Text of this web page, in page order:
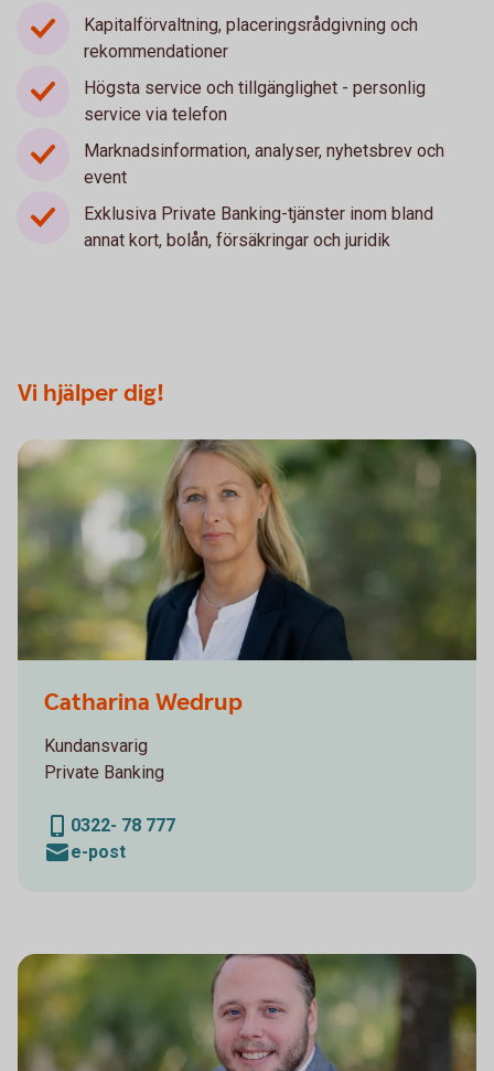
Kapitalförvaltning, placeringsrådgivning och
rekommendationer
Högsta service och tillgänglighet - personlig
service via telefon
Marknadsinformation, analyser, nyhetsbrev och
event
Exklusiva Private Banking-tjänster inom bland
annat kort, bolån, försäkringar och juridik
Vi hjälper dig!
Personalporträtt, Personalfotograf, Fotograf Emilia
Catharina Wedrup
Kundansvarig
Private Banking
0322- 78 777
e-post